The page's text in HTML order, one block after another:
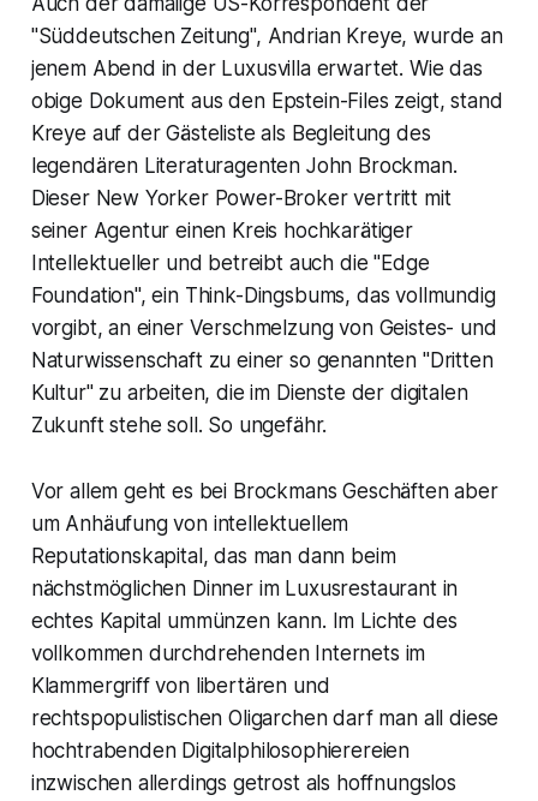
"Süddeutschen Zeitung", Andrian Kreye, wurde an
jenem Abend in der Luxusvilla erwartet. Wie das
obige Dokument aus den Epstein-Files zeigt, stand
Kreye auf der Gästeliste als Begleitung des
legendären Literaturagenten John Brockman.
Dieser New Yorker Power-Broker vertritt mit
seiner Agentur einen Kreis hochkarätiger
Intellektueller und betreibt auch die "Edge
Foundation", ein Think-Dingsbums, das vollmundig
vorgibt, an einer Verschmelzung von Geistes- und
Naturwissenschaft zu einer so genannten "Dritten
Kultur" zu arbeiten, die im Dienste der digitalen
Zukunft stehe soll. So ungefähr.
Vor allem geht es bei Brockmans Geschäften aber
um Anhäufung von intellektuellem
Reputationskapital, das man dann beim
nächstmöglichen Dinner im Luxusrestaurant in
echtes Kapital ummünzen kann. Im Lichte des
vollkommen durchdrehenden Internets im
Klammergriff von libertären und
rechtspopulistischen Oligarchen darf man all diese
hochtrabenden Digitalphilosophierereien
inzwischen allerdings getrost als hoffnungslos